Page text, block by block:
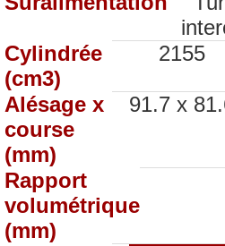
Cylindrée
(cm3)
2155
Alésage x
course
(mm)
91.7 x
Rapport
volumétrique
(mm)